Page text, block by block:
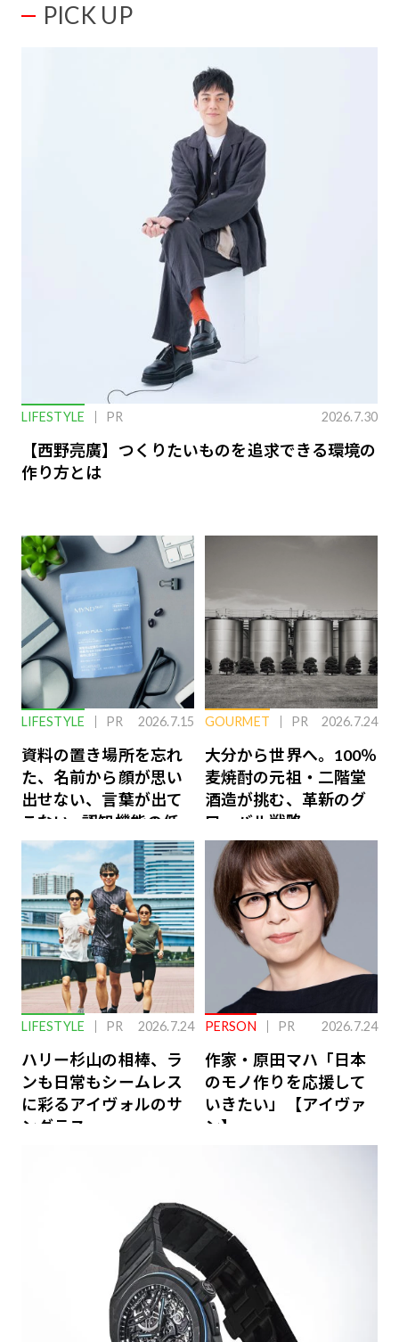
PICK UP
LIFESTYLE PR 2026.7.30
【西野亮廣】つくりたいものを追求できる環境の
作り方とは
LIFESTYLE PR 2026.7.15
資料の置き場所を忘れ
た、名前から顔が思い
出せない、言葉が出て
こない…認知機能の低
下を救う、脳のインナ
ーケアとは
GOURMET PR 2026.7.24
大分から世界へ。100％
麦焼酎の元祖・二階堂
酒造が挑む、革新のグ
ローバル戦略
LIFESTYLE PR 2026.7.24
ハリー杉山の相棒、ラ
ンも日常もシームレス
に彩るアイヴォルのサ
ングラス
PERSON PR 2026.7.24
作家・原田マハ「日本
のモノ作りを応援して
いきたい」【アイヴァ
ン】